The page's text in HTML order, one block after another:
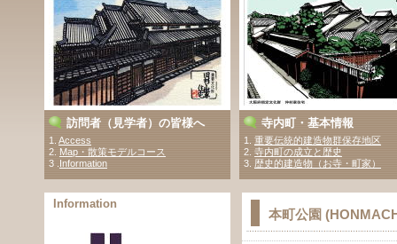
訪問者（見学者）の皆様へ
1. Access
2. Map・散策モデルコース
3 . Information
寺内町・基本情報
1. 重要伝統的建造物群保存地区
2. 寺内町の成立と歴史
3. 歴史的建造物（お寺・町家）
本町公園
Information